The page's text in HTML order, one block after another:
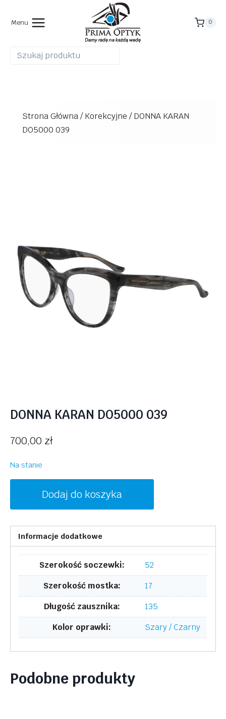
Menu 0
Strona Główna/Korekcyjne /DONNA KARAN
DO5000 039
DONNA KARAN DO5000 039
700,00 zł
Na stanie
KARAN
DO5000
039
Dodaj do koszyka
Informacje dodatkowe
Szerokość soczewki:
52
Szerokość mostka:
17
Długość zausznika:
135
Kolor oprawki:
Szary / Czarny
Podobne produkty